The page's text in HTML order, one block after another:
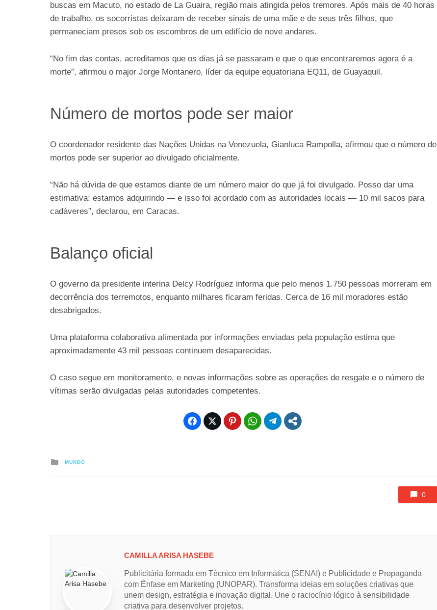
buscas em Macuto, no estado de La Guaira, região mais atingida pelos tremores. Após mais de 40 horas
de trabalho, os socorristas deixaram de receber sinais de uma mãe e de seus três filhos, que
permaneciam presos sob os escombros de um edifício de nove andares.
“No fim das contas, acreditamos que os dias já se passaram e que o que encontraremos agora é a
morte”, afirmou o major Jorge Montanero, líder da equipe equatoriana EQ11, de Guayaquil.
Número de mortos pode ser maior
O coordenador residente das Nações Unidas na Venezuela, Gianluca Rampolla, afirmou que o número de
mortos pode ser superior ao divulgado oficialmente.
“Não há dúvida de que estamos diante de um número maior do que já foi divulgado. Posso dar uma
estimativa: estamos adquirindo — e isso foi acordado com as autoridades locais — 10 mil sacos para
cadáveres”, declarou, em Caracas.
Balanço oficial
O governo da presidente interina Delcy Rodríguez informa que pelo menos 1.750 pessoas morreram em
decorrência dos terremotos, enquanto milhares ficaram feridas. Cerca de 16 mil moradores estão
desabrigados.
Uma plataforma colaborativa alimentada por informações enviadas pela população estima que
aproximadamente 43 mil pessoas continuem desaparecidas.
O caso segue em monitoramento, e novas informações sobre as operações de resgate e o número de
vítimas serão divulgadas pelas autoridades competentes.
Posted
in
MUNDO
0
CAMILLA ARISA HASEBE
Publicitária formada em Técnico em Informática (SENAI) e Publicidade e Propaganda
com Ênfase em Marketing (UNOPAR). Transforma ideias em soluções criativas que
unem design, estratégia e inovação digital. Une o raciocínio lógico à sensibilidade
criativa para desenvolver projetos.